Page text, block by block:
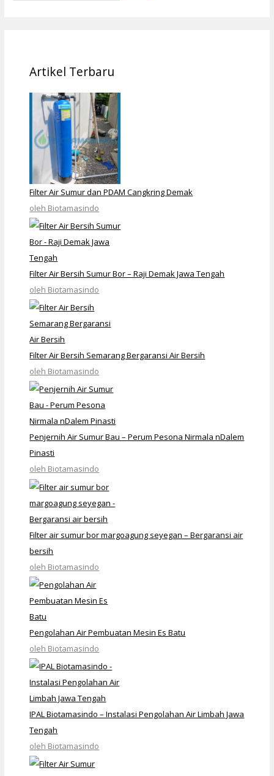
Artikel Terbaru
Filter Air Sumur dan PDAM Cangkring Demak
oleh Biotamasindo
Filter Air Bersih Sumur Bor – Raji Demak Jawa Tengah
oleh Biotamasindo
Filter Air Bersih Semarang Bergaransi Air Bersih
oleh Biotamasindo
Penjernih Air Sumur Bau – Perum Pesona Nirmala nDalem
Pinasti
oleh Biotamasindo
Filter air sumur bor margoagung seyegan – Bergaransi air
bersih
oleh Biotamasindo
Pengolahan Air Pembuatan Mesin Es Batu
oleh Biotamasindo
IPAL Biotamasindo – Instalasi Pengolahan Air Limbah Jawa
Tengah
oleh Biotamasindo